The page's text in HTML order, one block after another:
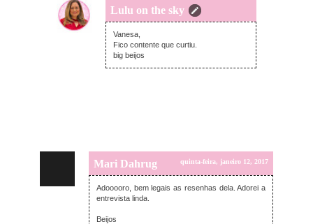
Lulu on the sky
quinta-feira, janeiro 12, 2017
Vanesa,
Fico contente que curtiu.
big beijos
Mari Dahrug quinta-feira, janeiro 12, 2017
Adooooro, bem legais as resenhas dela. Adorei a
entrevista linda.
Beijos